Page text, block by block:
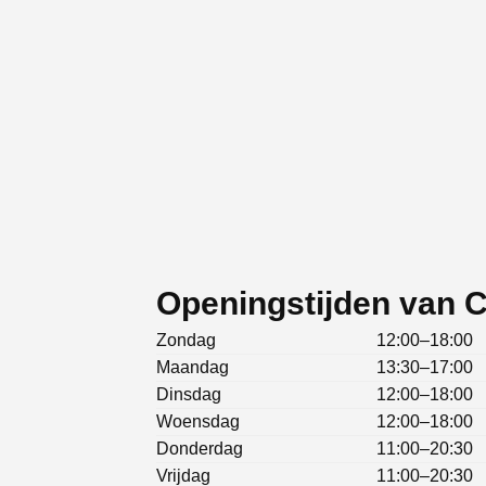
Openingstijden van
Zondag
12:00–18:00
Maandag
13:30–17:00
Dinsdag
12:00–18:00
Woensdag
12:00–18:00
Donderdag
11:00–20:30
Vrijdag
11:00–20:30